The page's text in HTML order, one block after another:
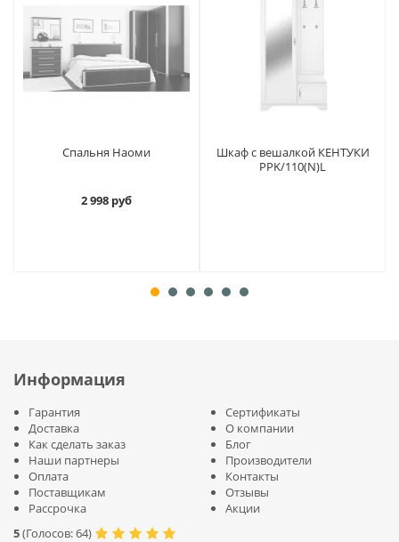
Спальня Наоми
2 998 руб
Шкаф с вешалкой КЕНТУКИ
PPK/110(N)L
Информация
Гарантия
Доставка
Как сделать заказ
Наши партнеры
Оплата
Поставщикам
Рассрочка
Сертификаты
О компании
Блог
Производители
Контакты
Отзывы
Акции
5(Голосов:64)